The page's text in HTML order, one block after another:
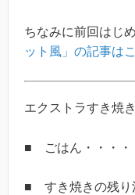
ちなみに前回はじ
ット風」の記事は
エクストラすき焼
■ ごはん・・・・
■ すき焼きの残り